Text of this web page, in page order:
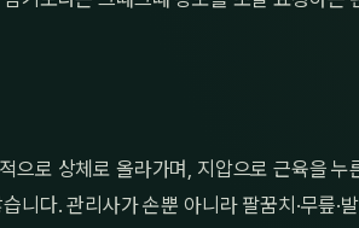
으로 상체로 올라가며, 지압으로 근육을 누
니다. 관리사가 손뿐 아니라 팔꿈치·무릎·